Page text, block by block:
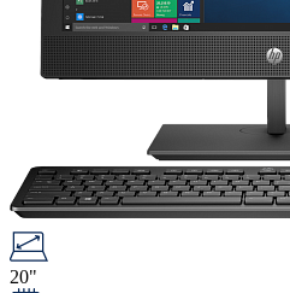
20"